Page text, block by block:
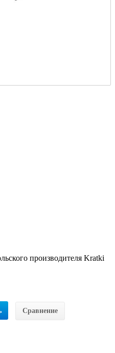
производителя Kratki
Сравнение